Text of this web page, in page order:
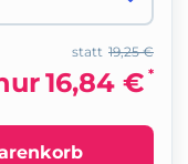
19,25 €
statt
16,84 € *